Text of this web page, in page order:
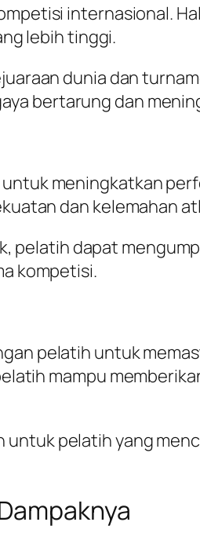
internasional.
lebih tinggi.
dunia dan
bertarung dan
meningkatkan
dan kelemahan
pelatih dapat
kompetisi.
pelatih untuk
mampu
pelatih yang